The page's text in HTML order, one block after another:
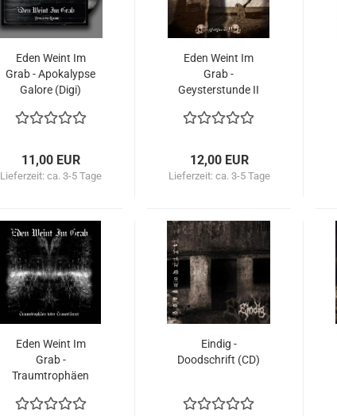
Eden Weint Im
Grab - Apokalypse
Galore (Digi)
11,00 EUR
Lieferzeit: ca. 3-5 Tage
Eden Weint Im
Grab -
Geysterstunde II
12,00 EUR
Lieferzeit: ca. 3-5 Tage
Eden Weint Im
Grab -
Traumtrophäen
(CD)
Eindig -
Doodschrift (CD)